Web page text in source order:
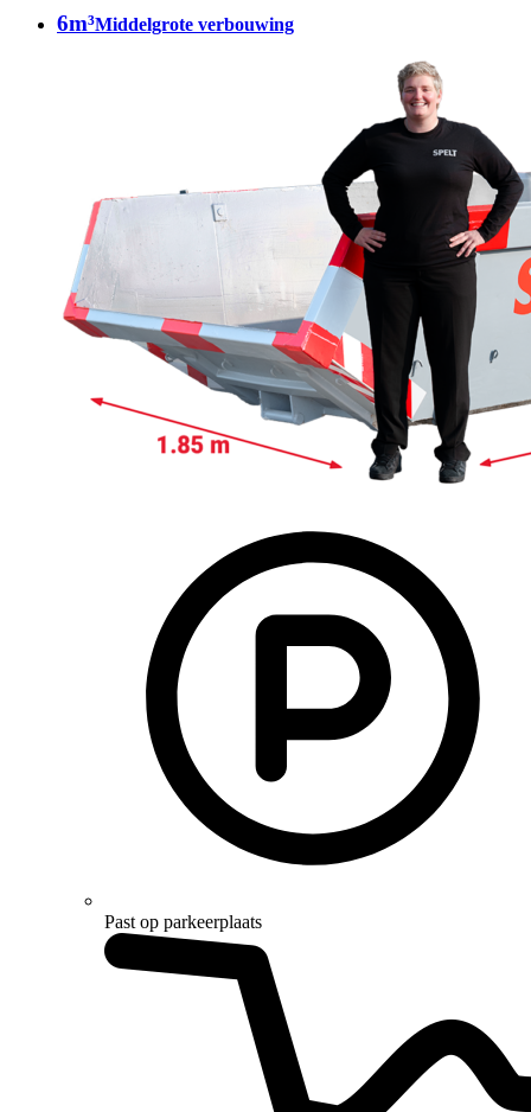
6m³Middelgrote verbouwing
Past op parkeerplaats